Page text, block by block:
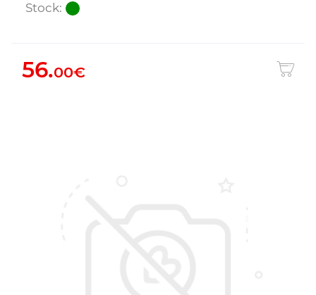
Stock:
56.00€